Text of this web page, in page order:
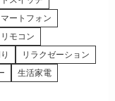
ートフォン
モコン
リラクゼーション
生活家電